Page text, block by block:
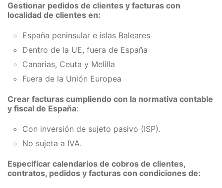
Gestionar pedidos de clientes y facturas con
localidad de clientes en:
España peninsular e islas Baleares
Dentro de la UE, fuera de España
Canarias, Ceuta y Melilla
Fuera de la Unión Europea
Crear facturas cumpliendo con la normativa contable
y fiscal de España:
Con inversión de sujeto pasivo (ISP).
No sujeta a IVA.
Especificar calendarios de cobros de clientes,
contratos, pedidos y facturas con condiciones de: